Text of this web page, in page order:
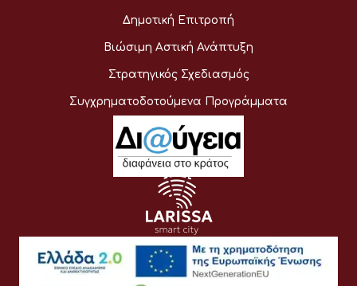
Δημοτική Επιτροπή
Βιώσιμη Αστική Ανάπτυξη
Στρατηγικός Σχεδιασμός
Συγχρηματοδοτούμενα Προγράμματα